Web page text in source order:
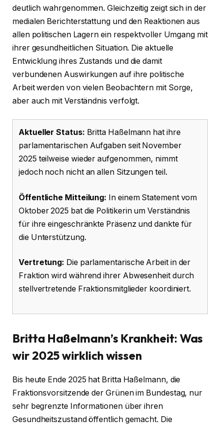
deutlich wahrgenommen. Gleichzeitig zeigt sich in der
medialen Berichterstattung und den Reaktionen aus
allen politischen Lagern ein respektvoller Umgang mit
ihrer gesundheitlichen Situation. Die aktuelle
Entwicklung ihres Zustands und die damit
verbundenen Auswirkungen auf ihre politische
Arbeit werden von vielen Beobachtern mit Sorge,
aber auch mit Verständnis verfolgt.
Aktueller Status: Britta Haßelmann hat ihre
parlamentarischen Aufgaben seit November
2025 teilweise wieder aufgenommen, nimmt
jedoch noch nicht an allen Sitzungen teil.
Öffentliche Mitteilung: In einem Statement vom
Oktober 2025 bat die Politikerin um Verständnis
für ihre eingeschränkte Präsenz und dankte für
die Unterstützung.
Vertretung: Die parlamentarische Arbeit in der
Fraktion wird während ihrer Abwesenheit durch
stellvertretende Fraktionsmitglieder koordiniert.
Britta Haßelmann’s Krankheit: Was
wir 2025 wirklich wissen
Bis heute Ende 2025 hat Britta Haßelmann, die
Fraktionsvorsitzende der Grünen im Bundestag, nur
sehr begrenzte Informationen über ihren
Gesundheitszustand öffentlich gemacht. Die